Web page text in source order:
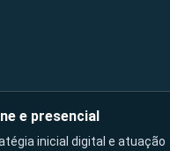
e presencial
inicial digital e atuação